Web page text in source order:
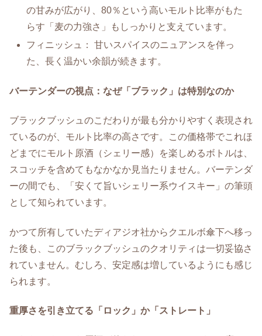
の甘みが広がり、80％という高いモルト比率がもた
らす「麦の力強さ」もしっかりと支えています。
フィニッシュ： 甘いスパイスのニュアンスを伴っ
た、長く温かい余韻が続きます。
バーテンダーの視点：なぜ「ブラック」は特別なのか
ブラックブッシュのこだわりが最も分かりやすく表現され
ているのが、モルト比率の高さです。この価格帯でこれほ
どまでにモルト原酒（シェリー感）を楽しめるボトルは、
スコッチを含めてもなかなか見当たりません。バーテンダ
ーの間でも、「安くて旨いシェリー系ウイスキー」の筆頭
として知られています。
かつて所有していたディアジオ社からクエルボ傘下へ移っ
た後も、このブラックブッシュのクオリティは一切妥協さ
れていません。むしろ、安定感は増しているようにも感じ
られます。
重厚さを引き立てる「ロック」か「ストレート」